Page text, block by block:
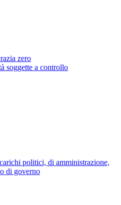
zero
soggette a controllo
politici, di amministrazione,
di governo